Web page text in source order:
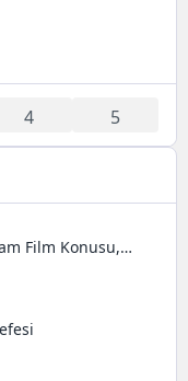
4 5
Film Konusu,